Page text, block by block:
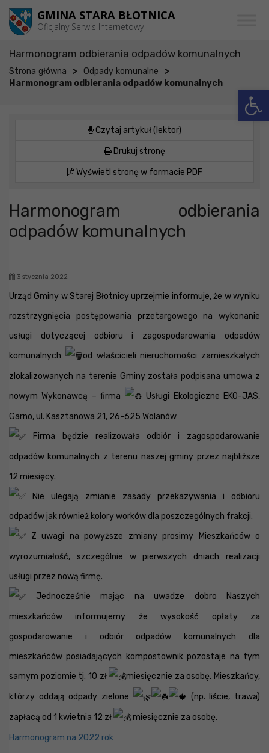
Przejdź do menu
Przejdź do głównej treści strony
Przejdź do stopki strony GMINA STARA BŁOTNICA
Oficjalny Serwis Internetowy
Harmonogram odbierania odpadów komunalnych
Strona główna > Odpady komunalne >
Harmonogram odbierania odpadów komunalnych
Czytaj artykuł (lektor)
Drukuj stronę
Wyświetl stronę w formacie PDF
Harmonogram odbierania
odpadów komunalnych
3 stycznia 2022
Urząd Gminy w Starej Błotnicy uprzejmie informuje, że w wyniku
rozstrzygnięcia postępowania przetargowego na wykonanie
usługi dotyczącej odbioru i zagospodarowania odpadów
komunalnych
od właścicieli nieruchomości zamieszkałych
zlokalizowanych na terenie Gminy została podpisana umowa z
nowym Wykonawcą – firma
Usługi Ekologiczne EKO-JAS,
Garno, ul. Kasztanowa 21, 26-625 Wolanów
Firma będzie realizowała odbiór i zagospodarowanie
odpadów komunalnych z terenu naszej gminy przez najbliższe
12 miesięcy.
Nie ulegają zmianie zasady przekazywania i odbioru
odpadów jak również kolory worków dla poszczególnych frakcji.
Z uwagi na powyższe zmiany prosimy Mieszkańców o
wyrozumiałość, szczególnie w pierwszych dniach realizacji
usługi przez nową firmę.
Jednocześnie mając na uwadze dobro Naszych
mieszkańców informujemy że wysokość opłaty za
gospodarowanie i odbiór odpadów komunalnych dla
mieszkańców posiadających kompostownik pozostaje na tym
samym poziomie tj. 10 zł
miesięcznie za osobę. Mieszkańcy,
którzy oddają odpady zielone
(np. liście, trawa)
zapłacą od 1 kwietnia 12 zł
miesięcznie za osobę.
Harmonogram na 2022 rok